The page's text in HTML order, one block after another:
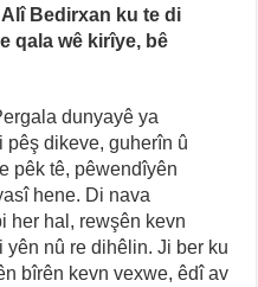
Bedirxan ku te di
qala wê kirîye, bê
dunyayê ya
pêş dikeve, guherîn û
pêk tê, pêwendîyên
hene. Di nava
her hal, rewşên kevn
nû re dihêlin. Ji ber ku
bîrên kevn vexwe, êdî av